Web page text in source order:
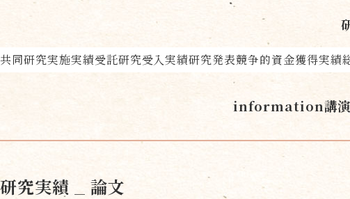
共同研究実施実績受託研究受入実績研究発表競争的資金獲得実績
information講
研究実績 _ 論文